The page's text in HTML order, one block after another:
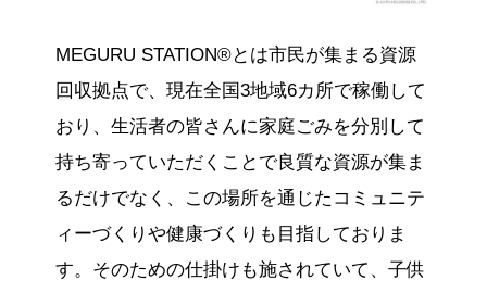
MEGURU STATION®とは市民が集まる資源
回収拠点で、現在全国3地域6カ所で稼働して
おり、生活者の皆さんに家庭ごみを分別して
持ち寄っていただくことで良質な資源が集ま
るだけでなく、この場所を通じたコミュニテ
ィーづくりや健康づくりも目指しておりま
す。そのための仕掛けも施されていて、子供